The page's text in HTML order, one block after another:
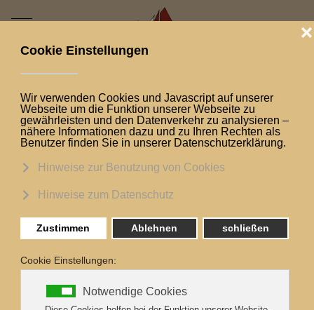
Mobile Menu Toggle
Aktuelle Seite:
Mitsegeln als Einzelbucher
Törns für
Einzelbucher
... sind eine wunderbare Möglichkeit, das Segeln
und tolle Touren zu genießen und dabei eine
neue Gemeinschaft zu finden.